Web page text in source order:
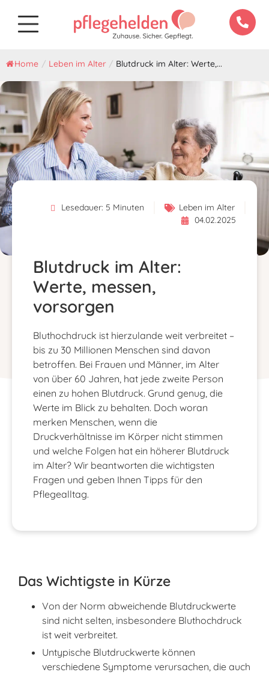
Home / Leben im Alter / Blutdruck im Alter: Werte,...
Lesedauer: 5 Minuten
Leben im Alter
04.02.2025
Blutdruck im Alter:
Werte, messen,
vorsorgen
Bluthochdruck ist hierzulande weit verbreitet –
bis zu 30 Millionen Menschen sind davon
betroffen. Bei Frauen und Männer, im Alter
von über 60 Jahren, hat jede zweite Person
einen zu hohen Blutdruck. Grund genug, die
Werte im Blick zu behalten. Doch woran
merken Menschen, wenn die
Druckverhältnisse im Körper nicht stimmen
und welche Folgen hat ein höherer Blutdruck
im Alter? Wir beantworten die wichtigsten
Fragen und geben Ihnen Tipps für den
Pflegealltag.
Das Wichtigste in Kürze
Von der Norm abweichende Blutdruckwerte
sind nicht selten, insbesondere Bluthochdruck
ist weit verbreitet.
Untypische Blutdruckwerte können
verschiedene Symptome verursachen, die auch